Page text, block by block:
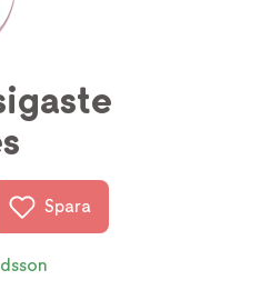
Spara